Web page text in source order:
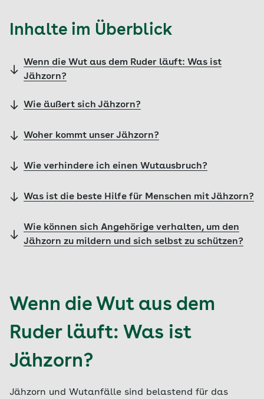
Inhalte im Überblick
Wenn die Wut aus dem Ruder läuft: Was ist
Jähzorn?
Wie äußert sich Jähzorn?
Woher kommt unser Jähzorn?
Wie verhindere ich einen Wutausbruch?
Was ist die beste Hilfe für Menschen mit Jähzorn?
Wie können sich Angehörige verhalten, um den
Jähzorn zu mildern und sich selbst zu schützen?
Wenn die Wut aus dem
Ruder läuft: Was ist
Jähzorn?
Jähzorn und Wutanfälle sind belastend für das